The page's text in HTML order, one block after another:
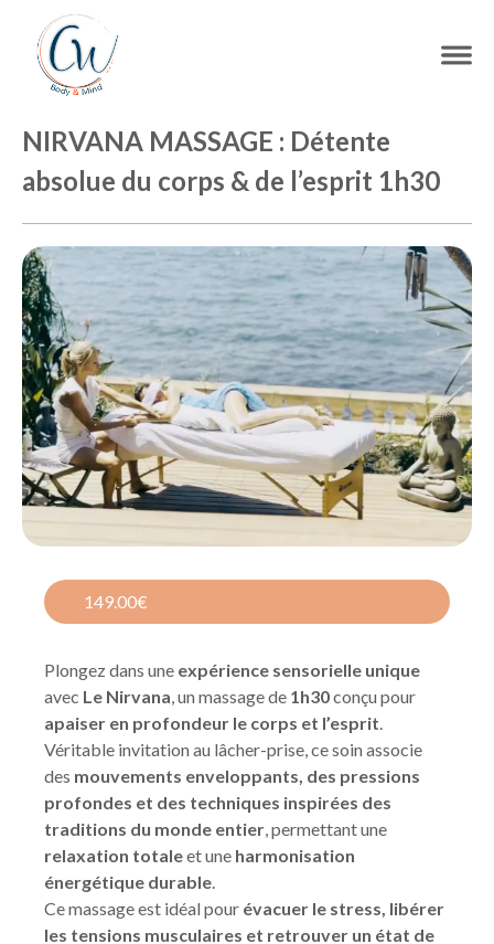
NIRVANA MASSAGE : Détente
absolue du corps & de l’esprit 1h30
149.00€
Plongez dans une expérience sensorielle unique
avec Le Nirvana, un massage de 1h30conçu pour
apaiser en profondeur le corps et l’esprit.
Véritable invitation au lâcher-prise, ce soin associe
des mouvements enveloppants, des pressions
profondes et des techniques inspirées des
traditions du monde entier, permettant une
relaxation totaleet une harmonisation
énergétique durable.
Ce massage est idéal pour évacuer le stress, libérer
les tensions musculaires et retrouver un état de